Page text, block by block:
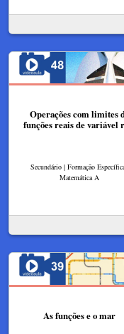
Operações com limites
funções reais de variável
Secundário | Formação
Matemática A
As funções e o mar